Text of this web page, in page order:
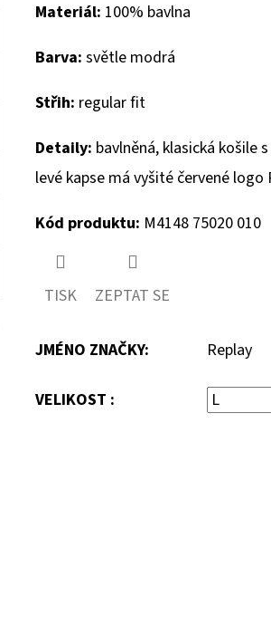
Materiál: 100% bavlna
Barva: světle modrá
Střih: regular fit
Detaily: bavlněná, klasická košile
levé kapse má vyšité červené logo
Kód produktu: M4148 75020 010
TISK ZEPTAT SE
JMÉNO ZNAČKY: Replay
VELIKOST :